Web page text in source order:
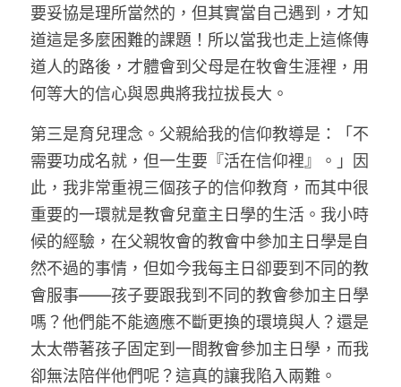
要妥協是理所當然的，但其實當自己遇到，才知
道這是多麼困難的課題！所以當我也走上這條傳
道人的路後，才體會到父母是在牧會生涯裡，用
何等大的信心與恩典將我拉拔長大。
第三是育兒理念。父親給我的信仰教導是：「不
需要功成名就，但一生要『活在信仰裡』。」因
此，我非常重視三個孩子的信仰教育，而其中很
重要的一環就是教會兒童主日學的生活。我小時
候的經驗，在父親牧會的教會中參加主日學是自
然不過的事情，但如今我每主日卻要到不同的教
會服事——孩子要跟我到不同的教會參加主日學
嗎？他們能不能適應不斷更換的環境與人？還是
太太帶著孩子固定到一間教會參加主日學，而我
卻無法陪伴他們呢？這真的讓我陷入兩難。